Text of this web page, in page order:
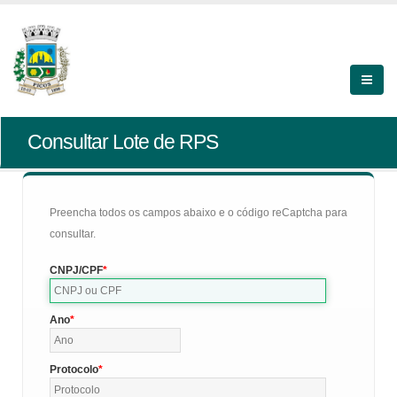
Consultar Lote de RPS
Preencha todos os campos abaixo e o código reCaptcha para
consultar.
CNPJ/CPF
Ano
Protocolo